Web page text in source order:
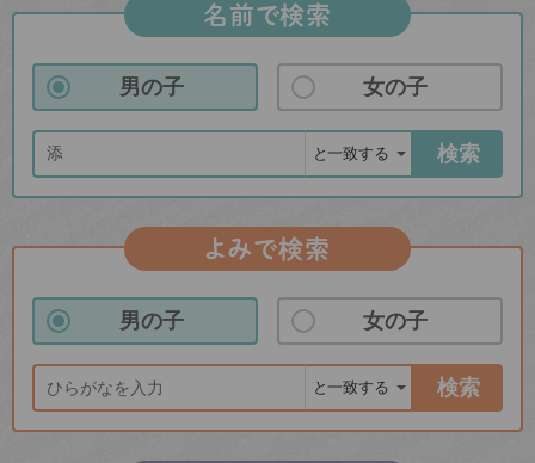
名前で検索
男の子 女の子
検索
よみで検索
男の子 女の子
検索